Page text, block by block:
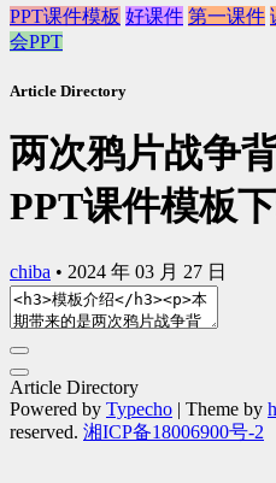
PPT课件模板 好课件 第一课件
会PPT
Article Directory
两次鸦片战争
PPT课件模板
chiba • 2024 年 03 月 27 日
Article Directory
Powered by Typecho | Theme by
reserved. 湘ICP备18006900号-2